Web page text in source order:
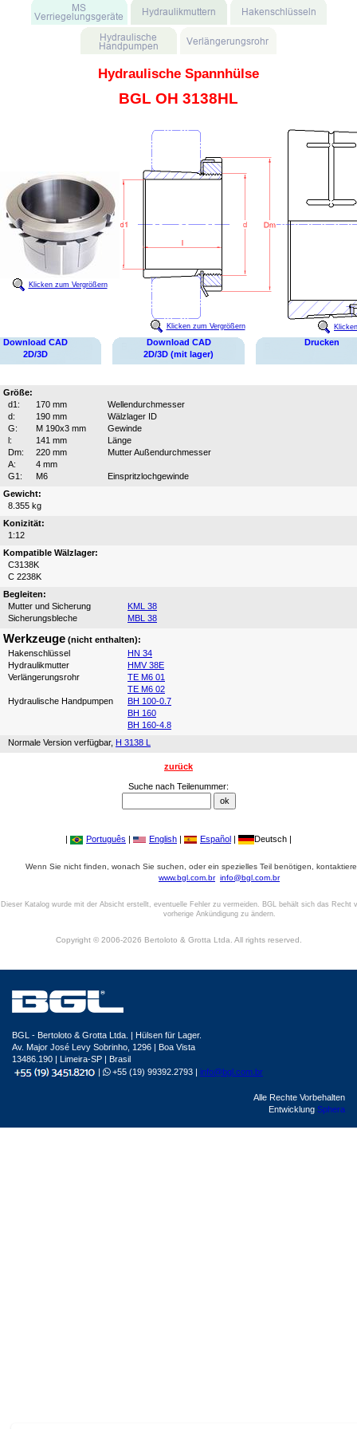
Hydraulische Spannhülse
BGL OH 3138HL
Klicken zum Vergrößern
Klicken zum Vergrößern
Download CAD
2D/3D
Download CAD
2D/3D (mit lager)
Drucken
Größe:
d1:
170 mm
Wellendurchmesser
d:
190 mm
Wälzlager ID
G:
M 190x3 mm
Gewinde
l:
141 mm
Länge
Dm:
220 mm
Mutter Außendurchmesser
A:
4 mm
G1:
M6
Einspritzlochgewinde
Gewicht:
8.355 kg
Konizität:
1:12
Kompatible Wälzlager:
C3138K
C 2238K
Begleiten:
Mutter und Sicherung
KML 38
Sicherungsbleche
MBL 38
Werkzeuge (nicht enthalten):
Hakenschlüssel
HN 34
Hydraulikmutter
HMV 38E
Verlängerungsrohr
TE M6 01
TE M6 02
Hydraulische Handpumpen
BH 100-0.7
BH 160
BH 160-4.8
Normale Version verfügbar, H 3138 L
zurück
Suche nach Teilenummer:
| Português | English | Español | Deutsch |
Wenn Sie nicht finden, wonach Sie suchen, oder ein spezielles Teil benötigen,
www.bgl.com.br info@bgl.com.br
Dieser Katalog wurde mit der Absicht erstellt, eventuelle Fehler zu vermeiden. BGL behält sich das Recht
vorherige Ankündigung zu ändern.
Copyright © 2006-2026 Bertoloto & Grotta Ltda. All rights reserved.
BGL - Bertoloto & Grotta Ltda. | Hülsen für Lager.
Av. Major José Levy Sobrinho, 1296 | Boa Vista
13486.190 | Limeira-SP | Brasil
|
+55 (19) 99392.2793 | info@bgl.com.br
Alle Rechte Vorbehalten
Entwicklung Sphera